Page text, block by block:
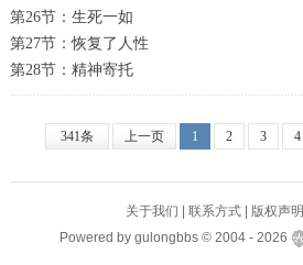
第26节：生死一如
第27节：恢复了人性
第28节：精神寄托
341条 上一页 1 2 3 4
关于我们 |联系方式 版权声明
Powered by gulongbbs ©2004 - 2026